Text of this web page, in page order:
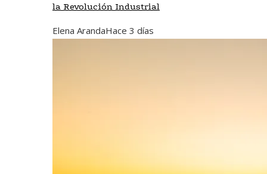
la Revolución Industrial
Elena ArandaHace 3 días